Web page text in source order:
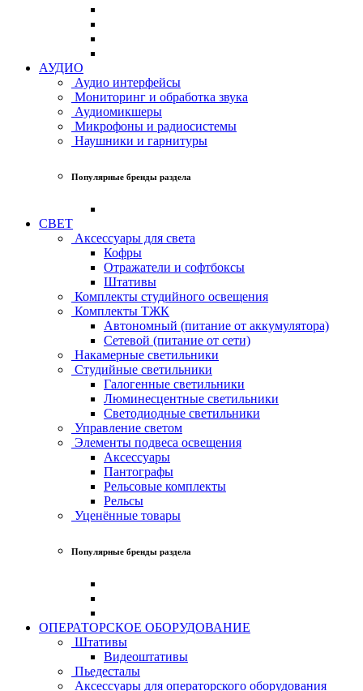
АУДИО
Аудио интерфейсы
Мониторинг и обработка звука
Аудиомикшеры
Микрофоны и радиосистемы
Наушники и гарнитуры
Популярные бренды раздела
СВЕТ
Аксессуары для света
Кофры
Отражатели и софтбоксы
Штативы
Комплекты студийного освещения
Комплекты ТЖК
Автономный (питание от аккумулятора)
Сетевой (питание от сети)
Накамерные светильники
Студийные светильники
Галогенные светильники
Люминесцентные светильники
Светодиодные светильники
Управление светом
Элементы подвеса освещения
Аксессуары
Пантографы
Рельсовые комплекты
Рельсы
Уценённые товары
Популярные бренды раздела
ОПЕРАТОРСКОЕ ОБОРУДОВАНИЕ
Штативы
Видеоштативы
Пьедесталы
Аксессуары для операторского оборудования